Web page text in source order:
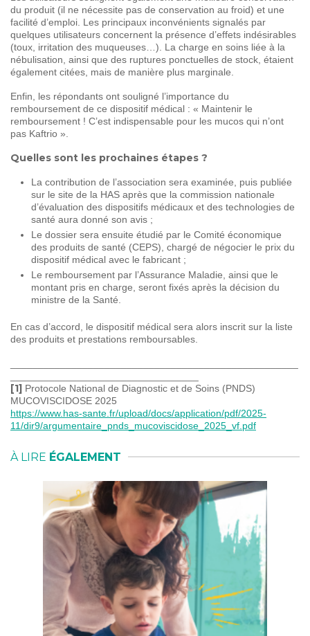
du produit (il ne nécessite pas de conservation au froid) et une
facilité d’emploi. Les principaux inconvénients signalés par
quelques utilisateurs concernent la présence d’effets indésirables
(toux, irritation des muqueuses…). La charge en soins liée à la
nébulisation, ainsi que des ruptures ponctuelles de stock, étaient
également citées, mais de manière plus marginale.
Enfin, les répondants ont souligné l’importance du
remboursement de ce dispositif médical : « Maintenir le
remboursement ! C’est indispensable pour les mucos qui n’ont
pas Kaftrio ».
Quelles sont les prochaines étapes ?
La contribution de l’association sera examinée, puis publiée
sur le site de la HAS après que la commission nationale
d’évaluation des dispositifs médicaux et des technologies de
santé aura donné son avis ;
Le dossier sera ensuite étudié par le Comité économique
des produits de santé (CEPS), chargé de négocier le prix du
dispositif médical avec le fabricant ;
Le remboursement par l’Assurance Maladie, ainsi que le
montant pris en charge, seront fixés après la décision du
ministre de la Santé.
En cas d’accord, le dispositif médical sera alors inscrit sur la liste
des produits et prestations remboursables.
[1] Protocole National de Diagnostic et de Soins (PNDS)
MUCOVISCIDOSE 2025
https://www.has-sante.fr/upload/docs/application/pdf/2025-
11/dir9/argumentaire_pnds_mucoviscidose_2025_vf.pdf
À LIRE ÉGALEMENT